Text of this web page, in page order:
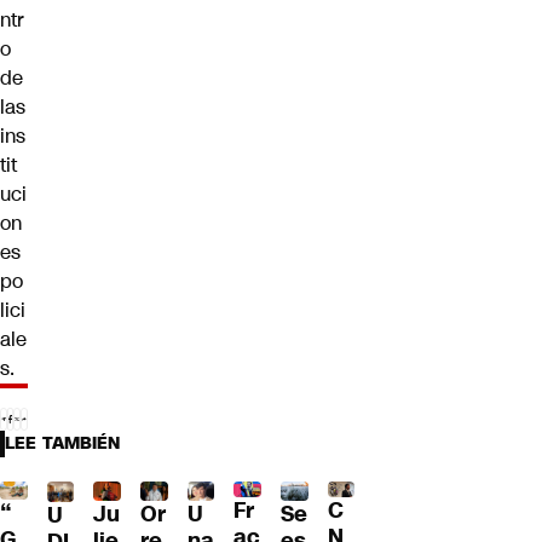
ntr
o
de
las
ins
tit
uci
on
es
po
lici
ale
s.
LEE TAMBIÉN
“
U
Ju
Or
U
Fr
Se
C